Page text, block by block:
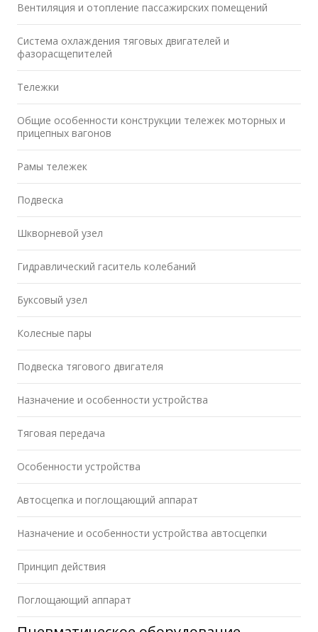
Вентиляция и отопление пассажирских помещений
Система охлаждения тяговых двигателей и
фазорасщепителей
Тележки
Общие особенности конструкции тележек моторных и
прицепных вагонов
Рамы тележек
Подвеска
Шкворневой узел
Гидравлический гаситель колебаний
Буксовый узел
Колесные пары
Подвеска тягового двигателя
Назначение и особенности устройства
Тяговая передача
Особенности устройства
Автосцепка и поглощающий аппарат
Назначение и особенности устройства автосцепки
Принцип действия
Поглощающий аппарат